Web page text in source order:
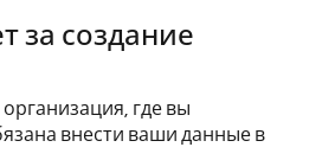
за создание
где вы
внести ваши данные в